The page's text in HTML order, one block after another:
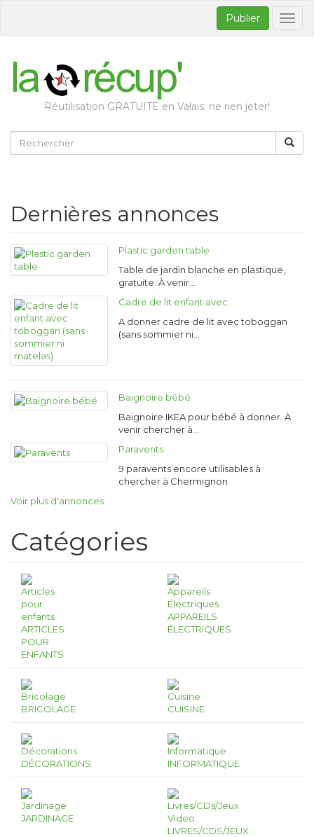
Publier
Réutilisation GRATUITE en Valais: ne rien jeter!
Dernières annonces
Plastic garden table
Table de jardin blanche en plastique,
gratuite. À venir…
Cadre de lit enfant avec…
A donner cadre de lit avec toboggan
(sans sommier ni…
Baignoire bébé
Baignoire IKEA pour bébé à donner À
venir chercher à…
Paravents
9 paravents encore utilisables à
chercher à Chermignon
Voir plus d'annonces
Catégories
ARTICLES
POUR
ENFANTS
APPAREILS
ÉLECTRIQUES
BRICOLAGE CUISINE
DÉCORATIONS INFORMATIQUE
JARDINAGE
LIVRES/CDS/JEUX